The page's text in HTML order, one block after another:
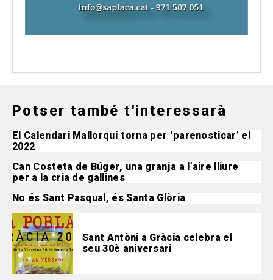
Potser també t'interessarà
El Calendari Mallorquí torna per ‘parenosticar’ el
2022
Can Costeta de Búger, una granja a l’aire lliure
per a la cria de gallines
No és Sant Pasqual, és Santa Glòria
Sant Antòni a Gràcia celebra el
seu 30è aniversari